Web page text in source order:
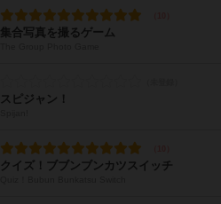
集合写真を撮るゲーム
スピジャン！
クイズ！ブブンブンカツスイッチ